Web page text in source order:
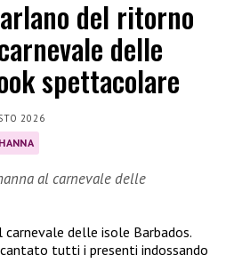
del ritorno
delle
spettacolare
2026
al carnevale delle
delle isole Barbados.
tutti i presenti indossando